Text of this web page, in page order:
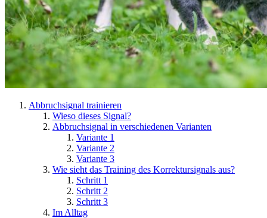
Abbruchsignal trainieren
Wieso dieses Signal?
Abbruchsignal in verschiedenen Varianten
Variante 1
Variante 2
Variante 3
Wie sieht das Training des Korrektursignals aus?
Schritt 1
Schritt 2
Schritt 3
Im Alltag